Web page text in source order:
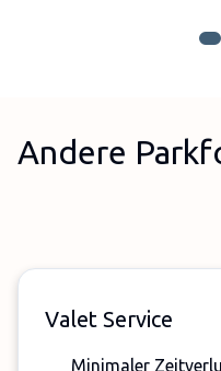
Andere
Valet Service
Minimaler